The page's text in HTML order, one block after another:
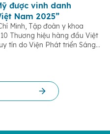
được vinh danh
Nam 2025”
Minh, Tập đoàn y khoa
Thương hiệu hàng đầu Việt
tín do Viện Phát triển Sáng
Á […]